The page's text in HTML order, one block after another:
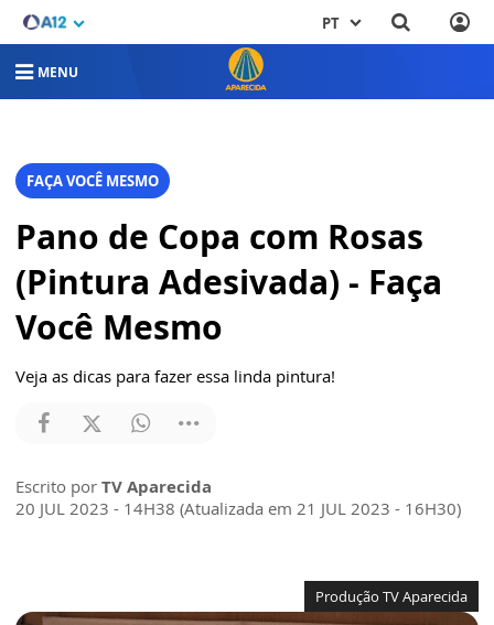
PT
MENU
FAÇA VOCÊ MESMO
Pano de Copa com Rosas
(Pintura Adesivada) - Faça
Você Mesmo
Veja as dicas para fazer essa linda pintura!
Escrito por TV Aparecida
20 JUL 2023 - 14H38 (Atualizada em 21 JUL 2023 - 16H30)
Produção TV Aparecida